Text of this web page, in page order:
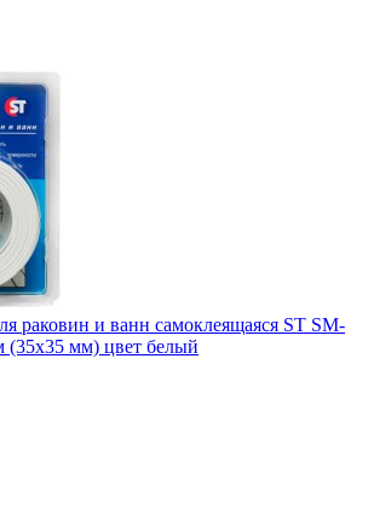
раковин и ванн самоклеящаяся ST SM-
(35х35 мм) цвет белый